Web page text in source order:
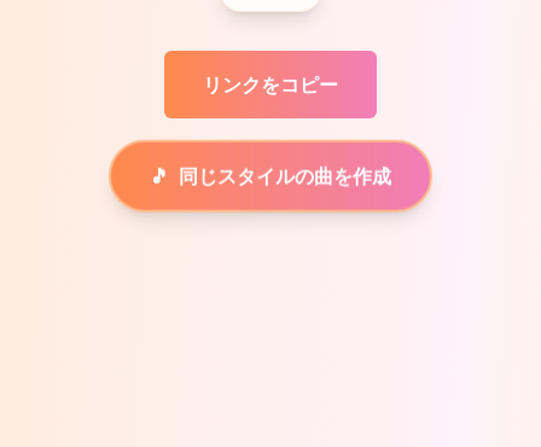
リンクをコピー
🎵 同じスタイルの曲を作成